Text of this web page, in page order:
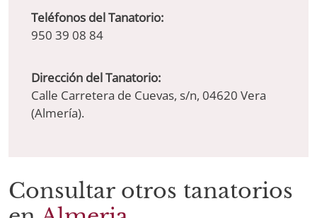
Teléfonos del Tanatorio:
950 39 08 84
Dirección del Tanatorio:
Calle Carretera de Cuevas, s/n, 04620 Vera
(Almería).
Consultar otros tanatorios